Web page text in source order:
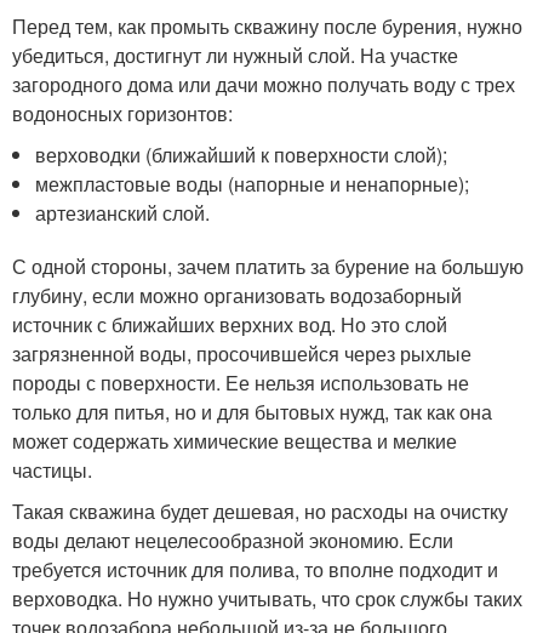
Перед тем, как промыть скважину после бурения, нужно
убедиться, достигнут ли нужный слой. На участке
загородного дома или дачи можно получать воду с трех
водоносных горизонтов:
верховодки (ближайший к поверхности слой);
межпластовые воды (напорные и ненапорные);
артезианский слой.
С одной стороны, зачем платить за бурение на большую
глубину, если можно организовать водозаборный
источник с ближайших верхних вод. Но это слой
загрязненной воды, просочившейся через рыхлые
породы с поверхности. Ее нельзя использовать не
только для питья, но и для бытовых нужд, так как она
может содержать химические вещества и мелкие
частицы.
Такая скважина будет дешевая, но расходы на очистку
воды делают нецелесообразной экономию. Если
требуется источник для полива, то вполне подходит и
верховодка. Но нужно учитывать, что срок службы таких